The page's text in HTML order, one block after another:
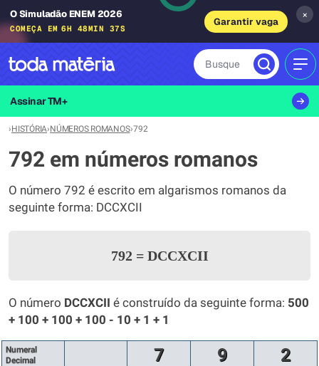
O Simuladão ENEM 2026
COMEÇA EM 6H 48MIN 37S
Garantir vaga
×
Busque
Assinar TM+
›HISTÓRIA›NÚMEROS ROMANOS›792
792 em números romanos
O número 792 é escrito em algarismos romanos da
seguinte forma: DCCXCII
792 =DCCXCII
O número DCCXCII é construído da seguinte forma: 500
+ 100 + 100 + 100 - 10 + 1 + 1
Numeral
Decimal
7 9 2